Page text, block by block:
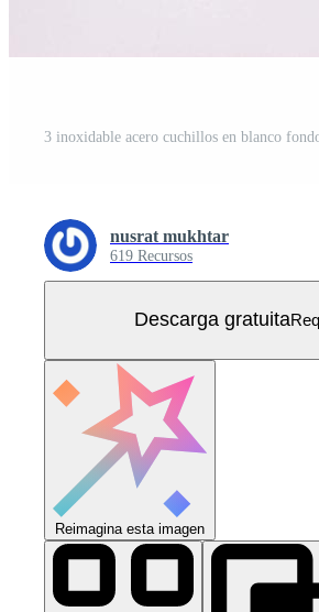
nusrat mukhtar
619 Recursos
Descarga gratuita
Reimagina esta imagen